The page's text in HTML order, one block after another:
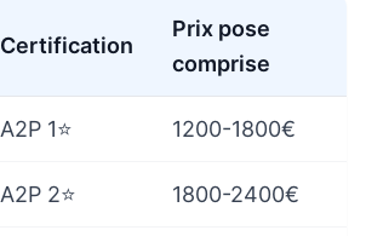
Certification
Prix pose
comprise
A2P 1⭐ 1200-1800€
A2P 2⭐ 1800-2400€